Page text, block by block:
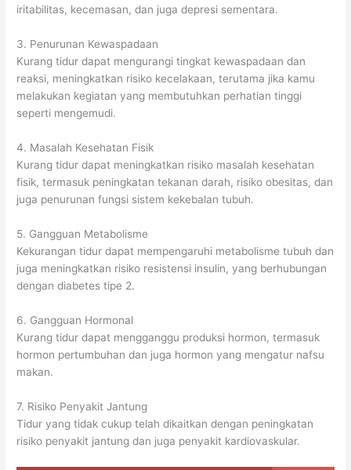
iritabilitas, kecemasan, dan juga depresi sementara.
3. Penurunan Kewaspadaan
Kurang tidur dapat mengurangi tingkat kewaspadaan dan
reaksi, meningkatkan risiko kecelakaan, terutama jika kamu
melakukan kegiatan yang membutuhkan perhatian tinggi
seperti mengemudi.
4. Masalah Kesehatan Fisik
Kurang tidur dapat meningkatkan risiko masalah kesehatan
fisik, termasuk peningkatan tekanan darah, risiko obesitas, dan
juga penurunan fungsi sistem kekebalan tubuh.
5. Gangguan Metabolisme
Kekurangan tidur dapat mempengaruhi metabolisme tubuh dan
juga meningkatkan risiko resistensi insulin, yang berhubungan
dengan diabetes tipe 2.
6. Gangguan Hormonal
Kurang tidur dapat mengganggu produksi hormon, termasuk
hormon pertumbuhan dan juga hormon yang mengatur nafsu
makan.
7. Risiko Penyakit Jantung
Tidur yang tidak cukup telah dikaitkan dengan peningkatan
risiko penyakit jantung dan juga penyakit kardiovaskular.